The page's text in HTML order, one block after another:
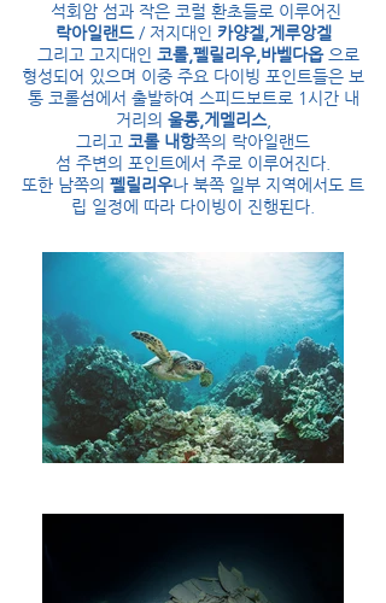
석회암 섬과 작은 코럴 환초들로 이루어진
락아일랜드/ 저지대인 카양겔,게루앙겔
그리고 고지대인 코롤,펠릴리우,바벨다옵으로
형성되어 있으며 이중 주요 다이빙 포인트들은 보
통 코롤섬에서 출발하여 스피드보트로 1시간 내
거리의 울롱,게멜리스,
그리고 코롤 내항쪽의 락아일랜드
섬 주변의 포인트에서 주로 이루어진다.
또한 남쪽의 펠릴리우나 북쪽 일부 지역에서도 트
립 일정에 따라 다이빙이 진행된다.